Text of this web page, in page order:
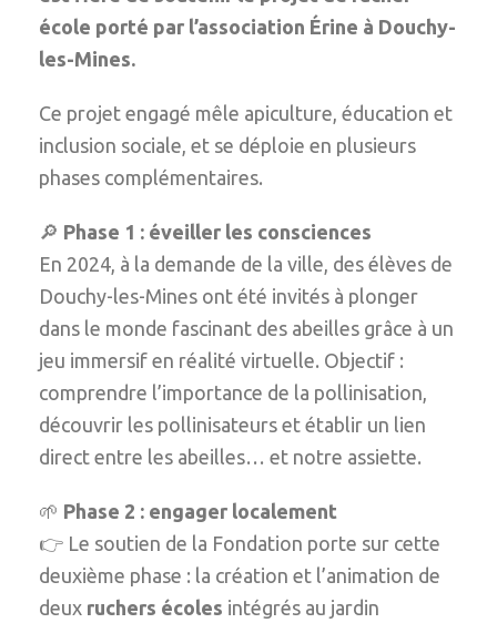
école porté par l’association Érine à Douchy-
les-Mines.
Ce projet engagé mêle apiculture, éducation et
inclusion sociale, et se déploie en plusieurs
phases complémentaires.
🔎 Phase 1 : éveiller les consciences
En 2024, à la demande de la ville, des élèves de
Douchy-les-Mines ont été invités à plonger
dans le monde fascinant des abeilles grâce à un
jeu immersif en réalité virtuelle. Objectif :
comprendre l’importance de la pollinisation,
découvrir les pollinisateurs et établir un lien
direct entre les abeilles… et notre assiette.
🌱 Phase 2 : engager localement
👉 Le soutien de la Fondation porte sur cette
deuxième phase : la création et l’animation de
deux ruchers écoles intégrés au jardin